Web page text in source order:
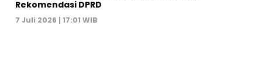
Rekomendasi DPRD
7 Juli 2026 | 17:01 WIB